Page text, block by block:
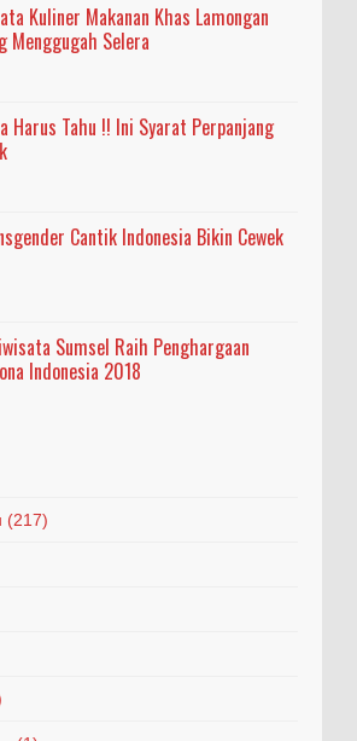
Kuliner Makanan Khas Lamongan
Menggugah Selera
Harus Tahu !! Ini Syarat Perpanjang
Cantik Indonesia Bikin Cewek
Sumsel Raih Penghargaan
Indonesia 2018
(217)